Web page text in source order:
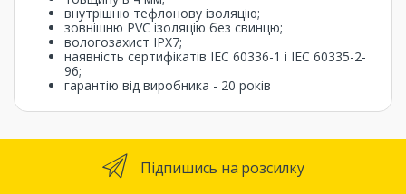
внутрішню тефлонову ізоляцію;
зовнішню PVC ізоляцію без свинцю;
вологозахист IPX7;
наявність сертифікатів IEC 60336-1 і IEC 60335-2-
96;
гарантію від виробника - 20 років
Підпишись на розсилку